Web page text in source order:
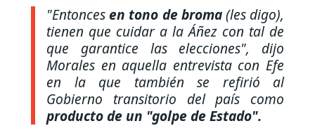
"Entoncesen tono de broma(les digo),
tienen que cuidar a la Áñez con tal de
que garantice las elecciones", dijo
Morales en aquella entrevista con Efe
en la que también se refirió al
Gobierno transitorio del país como
producto de un "golpe de Estado".